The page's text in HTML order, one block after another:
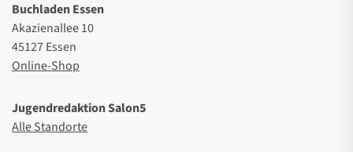
Buchladen Essen
Akazienallee 10
45127 Essen
Online-Shop
Jugendredaktion Salon5
Alle Standorte